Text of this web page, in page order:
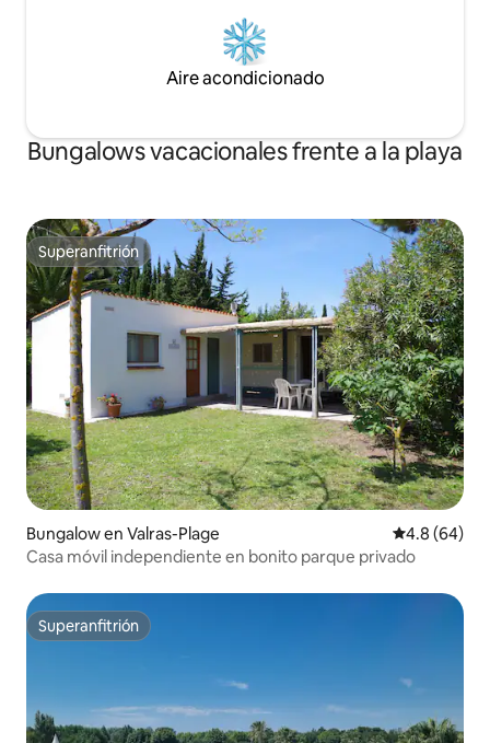
Aire acondicionado
Bungalows vacacionales frente a la playa
Superanfitrión
Superanfitrión
Bungalow en Valras-Plage Calificación
4.8 (64)
Casa móvil independiente en bonito parque privado
Superanfitrión
Superanfitrión